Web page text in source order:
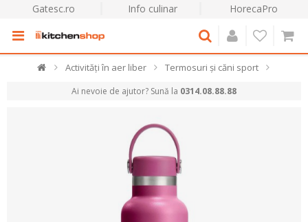
Gatesc.ro Info culinar HorecaPro
Activități în aer liber Termosuri și căni sport
Ai nevoie de ajutor? Sună la 0314.08.88.88